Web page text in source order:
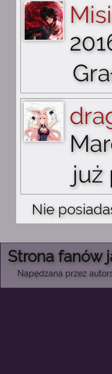
już
Nie
Strona fanów
Napędzana przez